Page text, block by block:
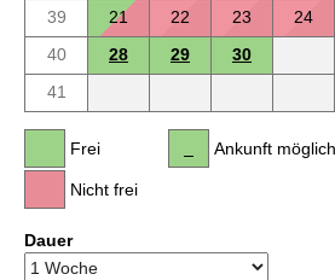
39
21 22 23 24
40
28 29
30
41
Frei
Nicht frei
Ankunft möglich
Dauer